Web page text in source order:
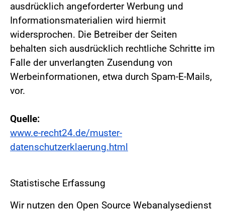
ausdrücklich angeforderter Werbung und
Informationsmaterialien wird hiermit
widersprochen. Die Betreiber der Seiten
behalten sich ausdrücklich rechtliche Schritte im
Falle der unverlangten Zusendung von
Werbeinformationen, etwa durch Spam-E-Mails,
vor.
Quelle:
www.e-recht24.de/muster-
datenschutzerklaerung.html
Statistische Erfassung
Wir nutzen den Open Source Webanalysedienst